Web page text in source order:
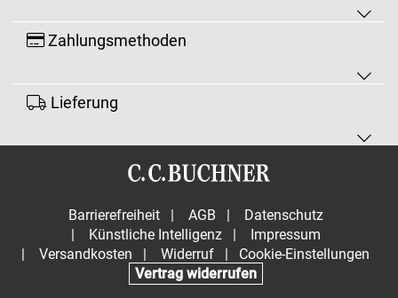
Zahlungsmethoden
Lieferung
Barrierefreiheit | AGB |
Datenschutz
|
Künstliche Intelligenz |
Impressum
|
Versandkosten | Widerruf |
Cookie-Einstellungen
Vertrag widerrufen